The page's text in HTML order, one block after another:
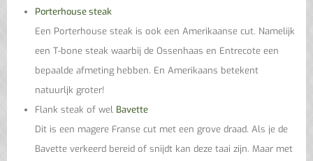
Porterhouse steak
Een Porterhouse steak is ook een Amerikaanse cut. Namelijk
een T-bone steak waarbij de Ossenhaas en Entrecote een
bepaalde afmeting hebben. En Amerikaans betekent
natuurljk groter!
Flank steak of wel Bavette
Dit is een magere Franse cut met een grove draad. Als je de
Bavette verkeerd bereid of snijdt kan deze taai zijn. Maar met